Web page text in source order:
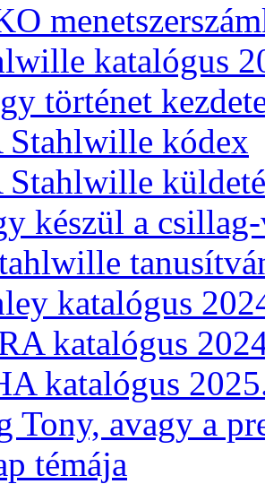
katalógus
történet
Stahlwille kódex
Stahlwille
készül a
katalógus
katalógus
katalógus
Tony, avagy a
témája